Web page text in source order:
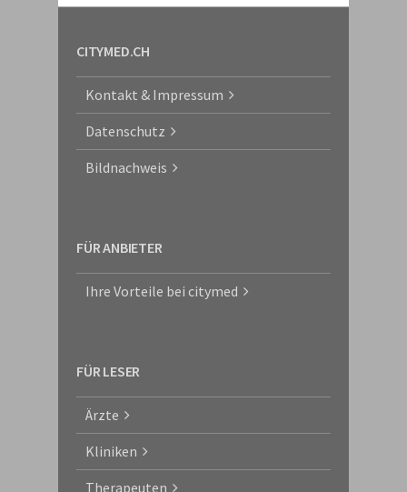
CITYMED.CH
Kontakt & Impressum
Datenschutz
Bildnachweis
FÜR ANBIETER
Ihre Vorteile bei citymed
FÜR LESER
Ärzte
Kliniken
Therapeuten